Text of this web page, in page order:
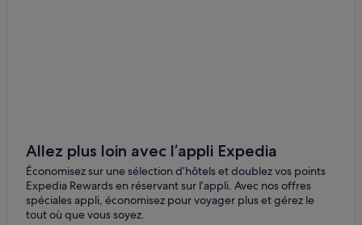
Neiden : hôtels
Nordkapp : Bateaux de croisière
Nordkapp : Cabanes dans les arbres
Nordkapp : Chambres d’hôtes
Allez plus loin avec l’appli Expedia
Économisez sur une sélection d’hôtels et doublez vos points
Expedia Rewards en réservant sur l’appli. Avec nos offres
spéciales appli, économisez pour voyager plus et gérez le
tout où que vous soyez.